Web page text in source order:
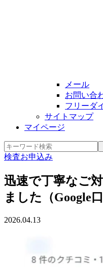
メール
お問い合
フリーダ
サイトマップ
マイページ
検査お申込み
迅速で丁寧なご
ました（Google
2026.04.13